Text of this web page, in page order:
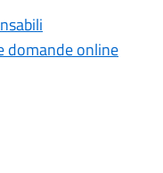
domande online